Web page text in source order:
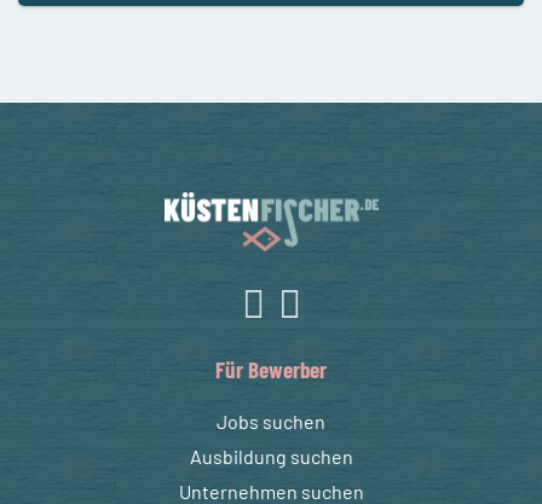
Für Bewerber
Jobs suchen
Ausbildung suchen
Unternehmen suchen